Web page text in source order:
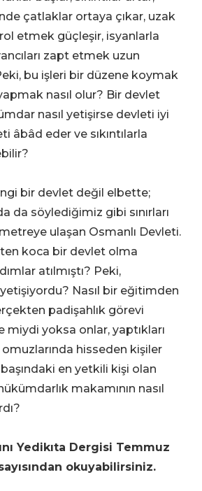
çatlaklar ortaya çıkar, uzak
etmek güçleşir, isyanlarla
zapt etmek uzun
bu işleri bir düzene koymak
nasıl olur? Bir devlet
nasıl yetişirse devleti iyi
âbâd eder ve sıkıntılarla
bir devlet değil elbette;
da söylediğimiz gibi sınırları
ulaşan Osmanlı Devleti.
koca bir devlet olma
atılmıştı? Peki,
Nasıl bir eğitimden
padişahlık görevi
miydi yoksa onlar, yaptıkları
hisseden kişiler
en yetkili kişi olan
makamının nasıl
Yedikıta Dergisi Temmuz
okuyabilirsiniz.